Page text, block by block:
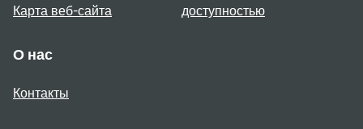
Карта веб-сайта
доступностью
О нас
Контакты